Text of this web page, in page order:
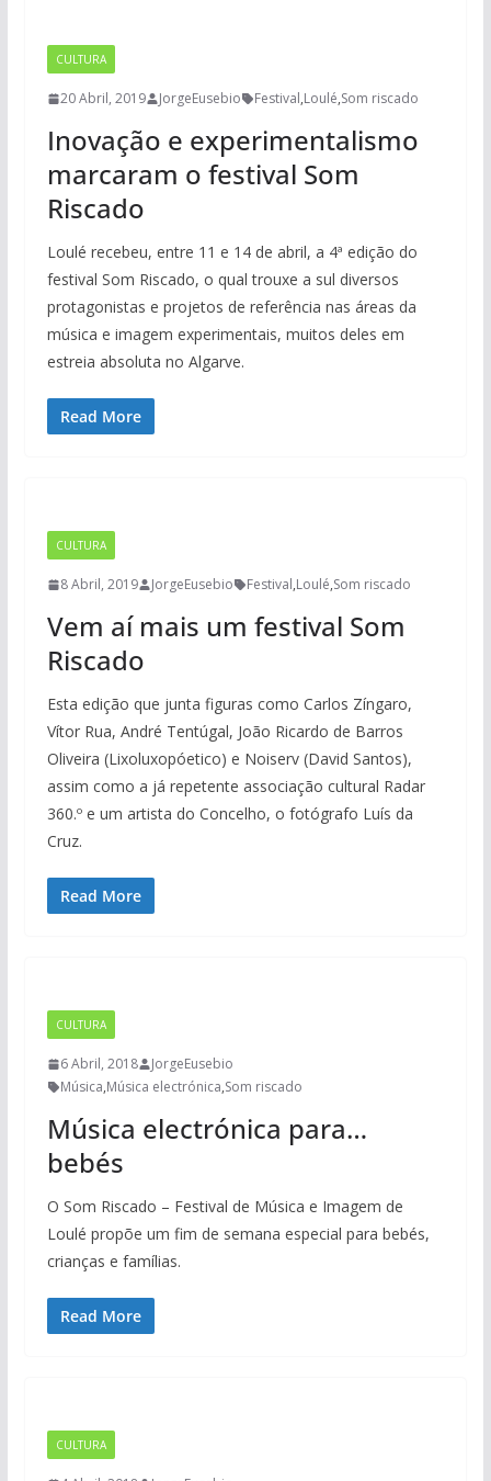
CULTURA
20 Abril, 2019 JorgeEusebio Festival,Loulé,Som riscado
Inovação e experimentalismo
marcaram o festival Som
Riscado
Loulé recebeu, entre 11 e 14 de abril, a 4ª edição do
festival Som Riscado, o qual trouxe a sul diversos
protagonistas e projetos de referência nas áreas da
música e imagem experimentais, muitos deles em
estreia absoluta no Algarve.
Read More
CULTURA
8 Abril, 2019 JorgeEusebio Festival,Loulé,Som riscado
Vem aí mais um festival Som
Riscado
Esta edição que junta figuras como Carlos Zíngaro,
Vítor Rua, André Tentúgal, João Ricardo de Barros
Oliveira (Lixoluxopóetico) e Noiserv (David Santos),
assim como a já repetente associação cultural Radar
360.º e um artista do Concelho, o fotógrafo Luís da
Cruz.
Read More
CULTURA
6 Abril, 2018
JorgeEusebio
Música,Música electrónica,Som riscado
Música electrónica para…
bebés
O Som Riscado – Festival de Música e Imagem de
Loulé propõe um fim de semana especial para bebés,
crianças e famílias.
Read More
CULTURA